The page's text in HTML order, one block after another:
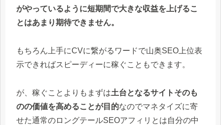
がやっているように短期間で大きな収益を上げるこ
とはあまり期待できません。
もちろん上手にCVに繋がるワードで山奥SEO上位表
示できればスピーディーに稼ぐこともできます。
が、稼ぐことよりもまずは土台となるサイトそのも
のの価値を高めることが目的なのでマネタイズに寄
せた通常のロングテールSEOアフィリとは自分の中